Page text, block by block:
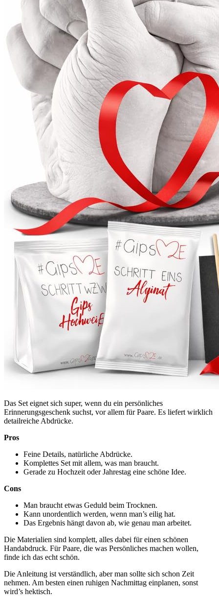
Das Set eignet sich super, wenn du ein persönliches
Erinnerungsgeschenk suchst, vor allem für Paare. Es liefert wirklich
detailreiche Abdrücke.
Pros
Feine Details, natürliche Abdrücke.
Komplettes Set mit allem, was man braucht.
Gerade zu Hochzeit oder Jahrestag eine schöne Idee.
Cons
Man braucht etwas Geduld beim Trocknen.
Kann unordentlich werden, wenn man’s eilig hat.
Das Ergebnis hängt davon ab, wie genau man arbeitet.
Die Materialien sind komplett, alles dabei für einen schönen
Handabdruck. Für Paare, die was Persönliches machen wollen,
finde ich das echt schön.
Die Anleitung ist verständlich, aber man sollte sich schon Zeit
nehmen. Am besten einen ruhigen Nachmittag einplanen, sonst
wird’s hektisch.